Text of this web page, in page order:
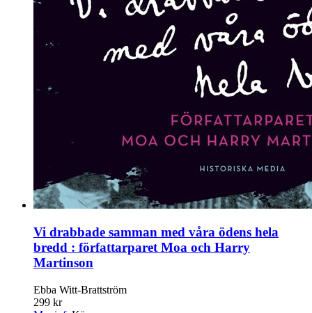
Vi drabbade samman med våra ödens hela
bredd : författarparet Moa och Harry
Martinson
Ebba Witt-Brattström
299 kr